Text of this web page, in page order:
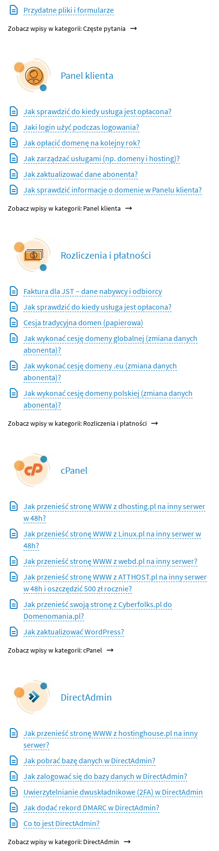
Przydatne pliki i formularze
Zobacz wpisy w kategorii: Częste pytania
Panel klienta
Jak sprawdzić do kiedy usługa jest opłacona?
Jaki login użyć podczas logowania?
Jak opłacić domenę na kolejny rok?
Jak zarządzać usługami (np. domeny i hosting)?
Jak zaktualizować dane abonenta?
Jak sprawdzić informacje o domenie w Panelu klienta?
Zobacz wpisy w kategorii: Panel klienta
Rozliczenia i płatności
Faktura dla JST – dane nabywcy i odbiorcy
Jak sprawdzić do kiedy usługa jest opłacona?
Cesja tradycyjna domen (papierowa)
Jak wykonać cesję domeny globalnej (zmiana danych
abonenta)?
Jak wykonać cesję domeny .eu (zmiana danych
abonenta)?
Jak wykonać cesję domeny polskiej (zmiana danych
abonenta)?
Zobacz wpisy w kategorii: Rozliczenia i płatności
cPanel
Jak przenieść stronę WWW z dhosting.pl na inny serwer
w 48h?
Jak przenieść stronę WWW z Linux.pl na inny serwer w
48h?
Jak przenieść stronę WWW z webd.pl na inny serwer?
Jak przenieść stronę WWW z ATTHOST.pl na inny serwer
w 48h i oszczędzić 500 zł rocznie?
Jak przenieść swoją stronę z Cyberfolks.pl do
Domenomania.pl?
Jak zaktualizować WordPress?
Zobacz wpisy w kategorii: cPanel
DirectAdmin
Jak przenieść stronę WWW z hostinghouse.pl na inny
serwer?
Jak pobrać bazę danych w DirectAdmin?
Jak zalogować się do bazy danych w DirectAdmin?
Uwierzytelnianie dwuskładnikowe (2FA) w DirectAdmin
Jak dodać rekord DMARC w DirectAdmin?
Co to jest DirectAdmin?
Zobacz wpisy w kategorii: DirectAdmin